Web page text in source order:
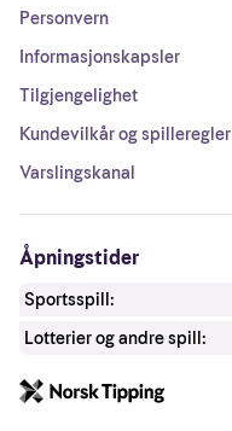
Personvern
Informasjonskapsler
Tilgjengelighet
Kundevilkår og spilleregler
Varslingskanal
Åpningstider
Sportsspill:
Lotterier og andre spill: